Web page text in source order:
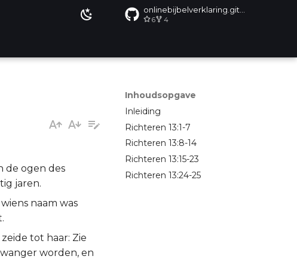
6 4
Inhoudsopgave
Inleiding
Richteren 13:1-7
Richteren 13:8-14
Richteren 13:15-23
Richteren 13:24-25
de ogen des
jaren.
naam was
tot haar: Zie
worden, en